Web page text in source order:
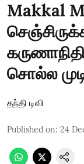
Makkal
சொல்ல
தந்தி டிவி
Published on: 24